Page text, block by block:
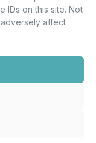
IDs on this site. Not
affect
– Τμήμα
–